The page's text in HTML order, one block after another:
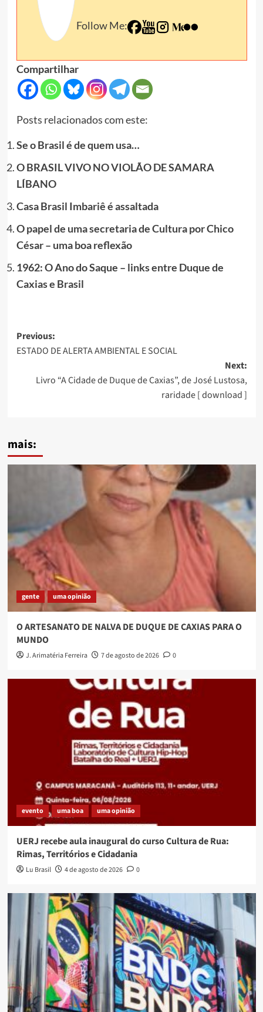
Follow Me:
Compartilhar
Posts relacionados com este:
Se o Brasil é de quem usa…
O BRASIL VIVO NO VIOLÃO DE SAMARA
LÍBANO
Casa Brasil Imbariê é assaltada
O papel de uma secretaria de Cultura por Chico
César – uma boa reflexão
1962: O Ano do Saque – links entre Duque de
Caxias e Brasil
Post
navigation
Previous:
ESTADO DE ALERTA AMBIENTAL E SOCIAL
Next:
Livro “A Cidade de Duque de Caxias”, de José Lustosa,
raridade [ download ]
mais:
gente uma opinião
O ARTESANATO DE NALVA DE DUQUE DE CAXIAS PARA O
MUNDO
J. Arimatéria Ferreira 7 de agosto de 2026 0
evento uma boa uma opinião
UERJ recebe aula inaugural do curso Cultura de Rua:
Rimas, Territórios e Cidadania
Lu Brasil 4 de agosto de 2026 0